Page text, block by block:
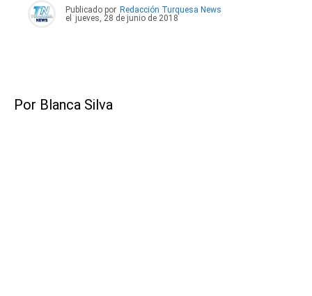
Publicado por Redacción Turquesa News
el
jueves, 28 de junio de 2018
Por Blanca Silva